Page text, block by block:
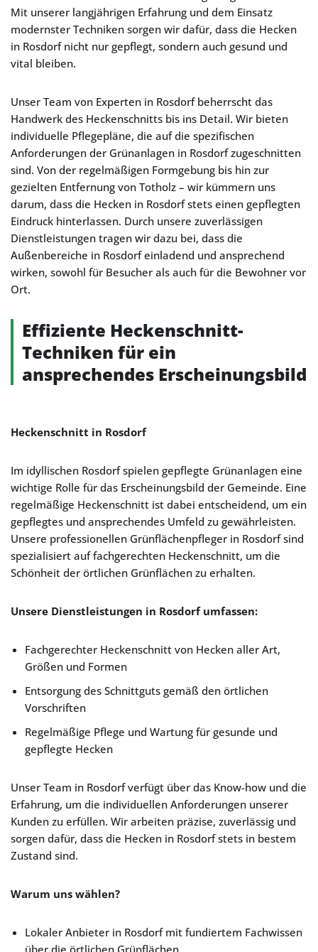
Mit unserer langjährigen Erfahrung und dem Einsatz
modernster Techniken sorgen wir dafür, dass die Hecken
in Rosdorf nicht nur gepflegt, sondern auch gesund und
vital bleiben.
Unser Team von Experten in Rosdorf beherrscht das
Handwerk des Heckenschnitts bis ins Detail. Wir bieten
individuelle Pflegepläne, die auf die spezifischen
Anforderungen der Grünanlagen in Rosdorf zugeschnitten
sind. Von der regelmäßigen Formgebung bis hin zur
gezielten Entfernung von Totholz – wir kümmern uns
darum, dass die Hecken in Rosdorf stets einen gepflegten
Eindruck hinterlassen. Durch unsere zuverlässigen
Dienstleistungen tragen wir dazu bei, dass die
Außenbereiche in Rosdorf einladend und ansprechend
wirken, sowohl für Besucher als auch für die Bewohner vor
Ort.
Effiziente Heckenschnitt-
Techniken für ein
ansprechendes Erscheinungsbild
Heckenschnitt in Rosdorf
Im idyllischen Rosdorf spielen gepflegte Grünanlagen eine
wichtige Rolle für das Erscheinungsbild der Gemeinde. Eine
regelmäßige Heckenschnitt ist dabei entscheidend, um ein
gepflegtes und ansprechendes Umfeld zu gewährleisten.
Unsere professionellen Grünflächenpfleger in Rosdorf sind
spezialisiert auf fachgerechten Heckenschnitt, um die
Schönheit der örtlichen Grünflächen zu erhalten.
Unsere Dienstleistungen in Rosdorf umfassen:
Fachgerechter Heckenschnitt von Hecken aller Art,
Größen und Formen
Entsorgung des Schnittguts gemäß den örtlichen
Vorschriften
Regelmäßige Pflege und Wartung für gesunde und
gepflegte Hecken
Unser Team in Rosdorf verfügt über das Know-how und die
Erfahrung, um die individuellen Anforderungen unserer
Kunden zu erfüllen. Wir arbeiten präzise, zuverlässig und
sorgen dafür, dass die Hecken in Rosdorf stets in bestem
Zustand sind.
Warum uns wählen?
Lokaler Anbieter in Rosdorf mit fundiertem Fachwissen
über die örtlichen Grünflächen